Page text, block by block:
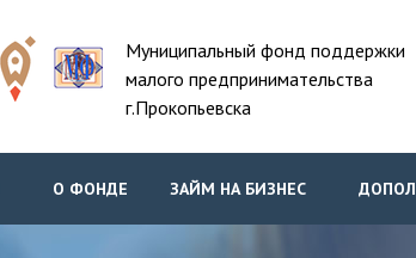
Муниципальный фонд поддержки
малого предпринимательства
г.Прокопьевска
О ФОНДЕ ЗАЙМ НА БИЗНЕС